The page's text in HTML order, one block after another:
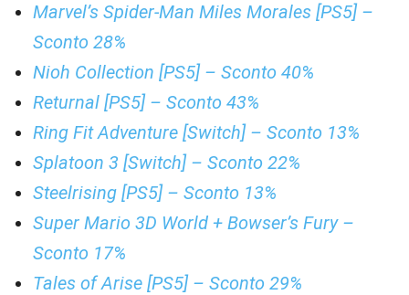
Marvel’s Spider-Man Miles Morales [PS5] –
Sconto 28%
Nioh Collection [PS5] – Sconto 40%
Returnal [PS5] – Sconto 43%
Ring Fit Adventure [Switch] – Sconto 13%
Splatoon 3 [Switch] – Sconto 22%
Steelrising [PS5] – Sconto 13%
Super Mario 3D World + Bowser’s Fury –
Sconto 17%
Tales of Arise [PS5] – Sconto 29%